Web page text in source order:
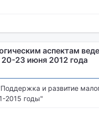
аспектам
23 июня 2012 года
и развитие
2015 годы"